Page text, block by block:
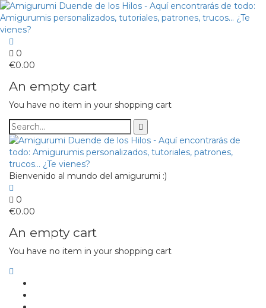
0
€0.00
An empty cart
You have no item in your shopping cart
Bienvenido al mundo del amigurumi :)
0
€0.00
An empty cart
You have no item in your shopping cart